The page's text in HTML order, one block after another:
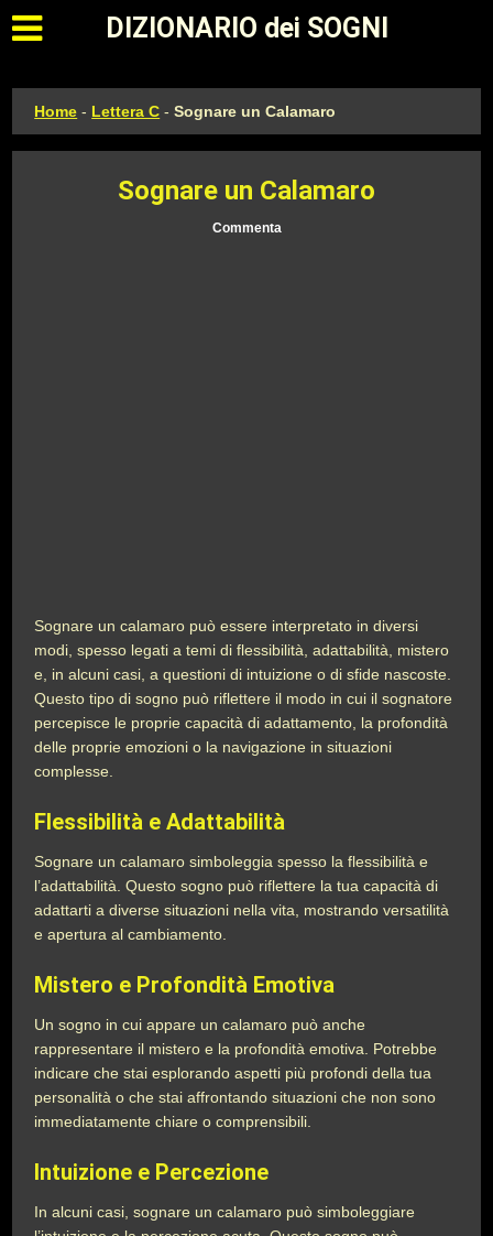
Apri il menu principale
DIZIONARIO dei SOGNI
Home - Lettera C -Sognare un Calamaro
Sognare un Calamaro
Commenta
Sognare un calamaro può essere interpretato in diversi
modi, spesso legati a temi di flessibilità, adattabilità, mistero
e, in alcuni casi, a questioni di intuizione o di sfide nascoste.
Questo tipo di sogno può riflettere il modo in cui il sognatore
percepisce le proprie capacità di adattamento, la profondità
delle proprie emozioni o la navigazione in situazioni
complesse.
Flessibilità e Adattabilità
Sognare un calamaro simboleggia spesso la flessibilità e
l’adattabilità. Questo sogno può riflettere la tua capacità di
adattarti a diverse situazioni nella vita, mostrando versatilità
e apertura al cambiamento.
Mistero e Profondità Emotiva
Un sogno in cui appare un calamaro può anche
rappresentare il mistero e la profondità emotiva. Potrebbe
indicare che stai esplorando aspetti più profondi della tua
personalità o che stai affrontando situazioni che non sono
immediatamente chiare o comprensibili.
Intuizione e Percezione
In alcuni casi, sognare un calamaro può simboleggiare